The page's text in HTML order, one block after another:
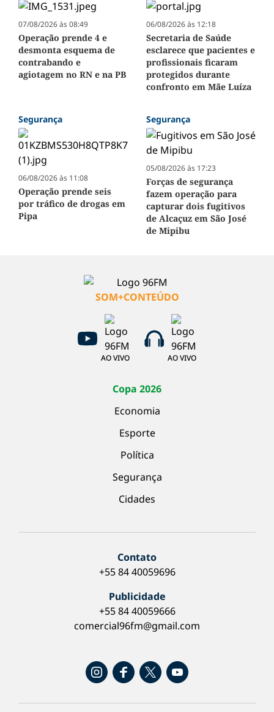
07/08/2026 às 08:49
Operação prende 4 e
desmonta esquema de
contrabando e
agiotagem no RN e na PB
06/08/2026 às 12:18
Secretaria de Saúde
esclarece que pacientes e
profissionais ficaram
protegidos durante
confronto em Mãe Luíza
Segurança
06/08/2026 às 11:08
Operação prende seis
por tráfico de drogas em
Pipa
Segurança
05/08/2026 às 17:23
Forças de segurança
fazem operação para
capturar dois fugitivos
de Alcaçuz em São José
de Mipibu
SOM+CONTEÚDO
AO VIVO AO VIVO
Copa 2026
Economia
Esporte
Política
Segurança
Cidades
Contato
+55 84 40059696
Publicidade
+55 84 40059666
comercial96fm@gmail.com